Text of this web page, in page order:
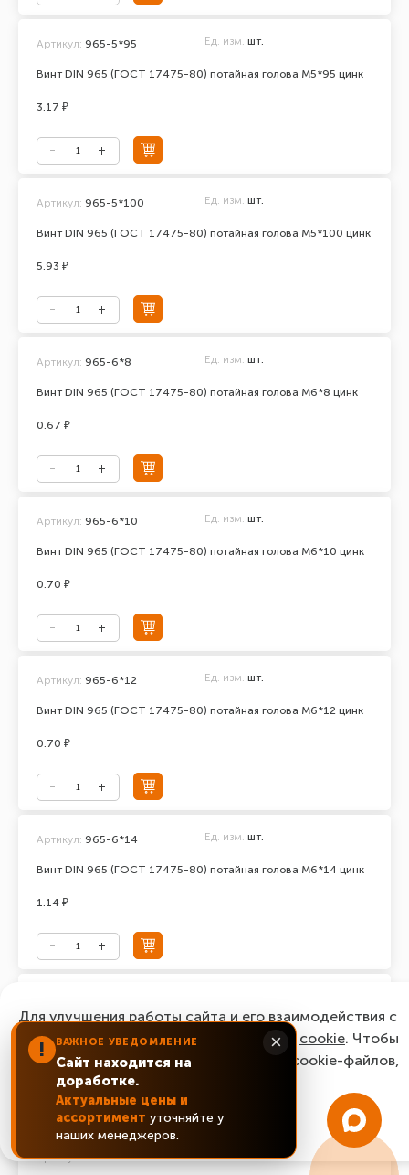
Винт DIN 965 (ГОСТ 17475-80) потайная голова М5*95 цинк
Артикул: 965-5*95 Ед. изм. шт.
3.17 ₽
Винт DIN 965 (ГОСТ 17475-80) потайная голова М5*100 цинк
Артикул: 965-5*100 Ед. изм. шт.
5.93 ₽
Винт DIN 965 (ГОСТ 17475-80) потайная голова М6*8 цинк
Артикул: 965-6*8 Ед. изм. шт.
0.67 ₽
Винт DIN 965 (ГОСТ 17475-80) потайная голова М6*10 цинк
Артикул: 965-6*10 Ед. изм. шт.
0.70 ₽
Винт DIN 965 (ГОСТ 17475-80) потайная голова М6*12 цинк
Артикул: 965-6*12 Ед. изм. шт.
0.70 ₽
Винт DIN 965 (ГОСТ 17475-80) потайная голова М6*14 цинк
Артикул: 965-6*14 Ед. изм. шт.
1.14 ₽
Винт DIN 965 (ГОСТ 17475-80) потайная голова М6*16 цинк
0.87 ₽
Артикул: 965-6*20 Ед. изм. шт.
! ВАЖНОЕ УВЕДОМЛЕНИЕ
Сайт находится на
доработке.
Актуальные цены и
ассортимент уточняйте у
наших менеджеров.
×
Для улучшения работы сайта и его взаимодействия с
пользователями мы используем файлы cookie. Чтобы
согласиться с нашим использованием cookie-файлов,
нажмите “Ок, понятно!”
ОК, понятно!